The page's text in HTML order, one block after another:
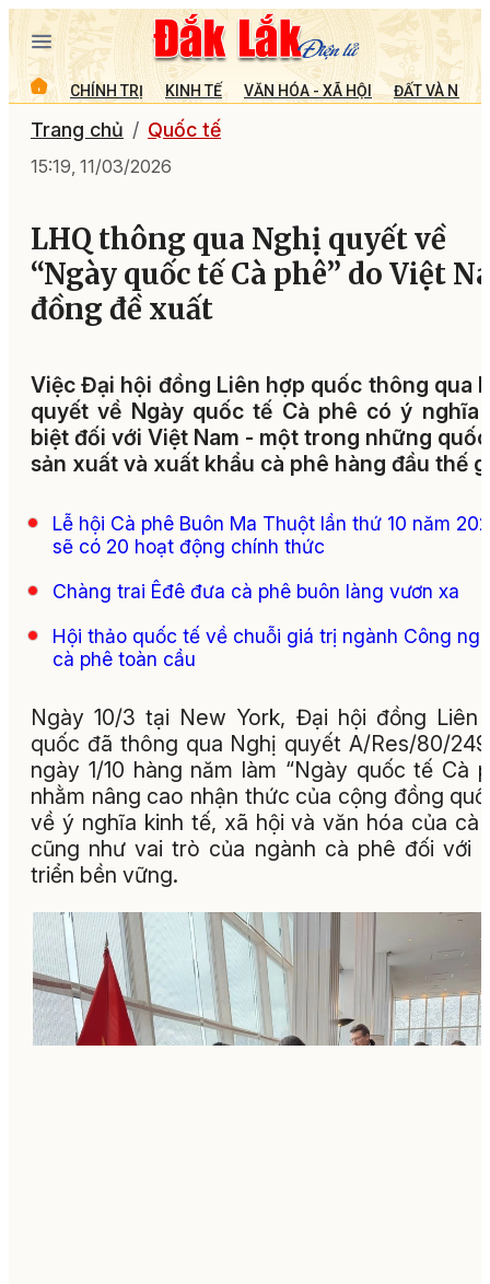
CHÍNH TRỊ KINH TẾ VĂN HÓA - XÃ HỘI ĐẤT VÀ
Trang chủ Quốc tế
15:19, 11/03/2026
LHQ thông qua Nghị quyết về
“Ngày quốc tế Cà phê” do Việt
đồng đề xuất
Việc Đại hội đồng Liên hợp quốc thông qua
quyết về Ngày quốc tế Cà phê có ý nghĩa
biệt đối với Việt Nam - một trong những
sản xuất và xuất khẩu cà phê hàng đầu thế
Lễ hội Cà phê Buôn Ma Thuột lần thứ 10 năm
sẽ có 20 hoạt động chính thức
Chàng trai Êđê đưa cà phê buôn làng vươn xa
Hội thảo quốc tế về chuỗi giá trị ngành Công
cà phê toàn cầu
Ngày 10/3 tại New York, Đại hội đồng Liên
quốc đã thông qua Nghị quyết A/Res/80/
ngày 1/10 hàng năm làm “Ngày quốc tế Cà
nhằm nâng cao nhận thức của cộng đồng
về ý nghĩa kinh tế, xã hội và văn hóa của cà
cũng như vai trò của ngành cà phê đối với
triển bền vững.